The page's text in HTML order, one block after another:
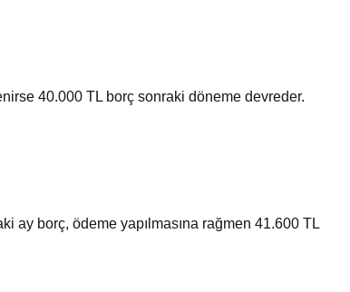
40.000 TL borç sonraki döneme devreder.
ay borç, ödeme yapılmasına rağmen 41.600 TL